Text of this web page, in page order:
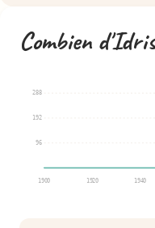
Combien
96
192
288
1900 1920 1940